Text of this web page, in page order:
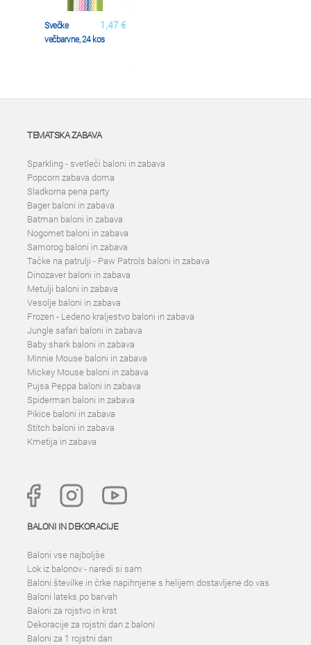
1,47 €
Svečke
večbarvne, 24 kos
TEMATSKA ZABAVA
Sparkling - svetleči baloni in zabava
Popcorn zabava doma
Sladkorna pena party
Bager baloni in zabava
Batman baloni in zabava
Nogomet baloni in zabava
Samorog baloni in zabava
Tačke na patrulji - Paw Patrols baloni in zabava
Dinozaver baloni in zabava
Metulji baloni in zabava
Vesolje baloni in zabava
Frozen - Ledeno kraljestvo baloni in zabava
Jungle safari baloni in zabava
Baby shark baloni in zabava
Minnie Mouse baloni in zabava
Mickey Mouse baloni in zabava
Pujsa Peppa baloni in zabava
Spiderman baloni in zabava
Pikice baloni in zabava
Stitch baloni in zabava
Kmetija in zabava
BALONI IN DEKORACIJE
Baloni vse najboljše
Lok iz balonov - naredi si sam
Baloni številke in črke napihnjene s helijem dostavljene do vas
Baloni lateks po barvah
Baloni za rojstvo in krst
Dekoracije za rojstni dan z baloni
Baloni za 1 rojstni dan